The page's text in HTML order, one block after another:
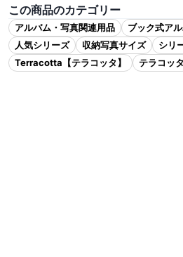
この商品のカテゴリー
アルバム・写真関連用品 ブック式ア
人気シリーズ
収納写真サイズ シリ
Terracotta【テラコッタ】
テラコッタ